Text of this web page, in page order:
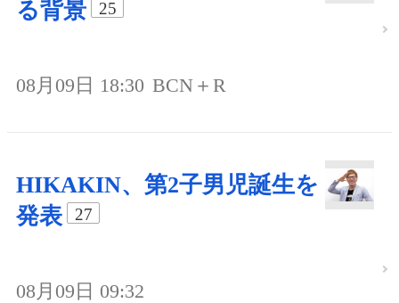
る背景
25
08月09日 18:30 BCN＋R
HIKAKIN、第2子男児誕生を
発表
27
08月09日 09:32